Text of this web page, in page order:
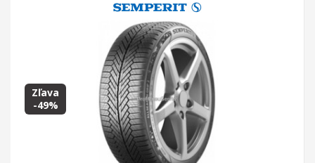
Zľava
-49%